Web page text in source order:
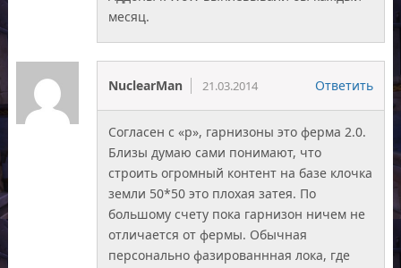
месяц.
NuclearMan 21.03.2014 Ответить
Согласен с «p», гарнизоны это ферма 2.0.
Близы думаю сами понимают, что
строить огромный контент на базе клочка
земли 50*50 это плохая затея. По
большому счету пока гарнизон ничем не
отличается от фермы. Обычная
персонально фазированнная лока, где